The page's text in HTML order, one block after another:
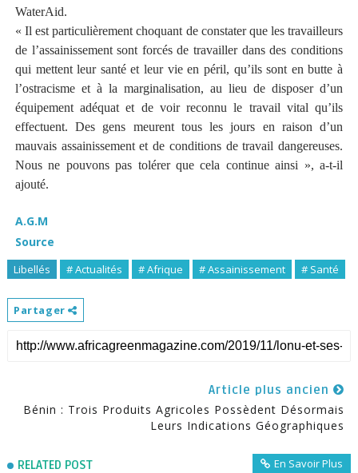
WaterAid.
« Il est particulièrement choquant de constater que les travailleurs
de l’assainissement sont forcés de travailler dans des conditions
qui mettent leur santé et leur vie en péril, qu’ils sont en butte à
l’ostracisme et à la marginalisation, au lieu de disposer d’un
équipement adéquat et de voir reconnu le travail vital qu’ils
effectuent. Des gens meurent tous les jours en raison d’un
mauvais assainissement et de conditions de travail dangereuses.
Nous ne pouvons pas tolérer que cela continue ainsi », a-t-il
ajouté.
A.G.M
Source
Libellés # Actualités # Afrique # Assainissement # Santé
Partager
Article plus ancien
Bénin : Trois Produits Agricoles Possèdent Désormais
Leurs Indications Géographiques
RELATED POST En Savoir Plus